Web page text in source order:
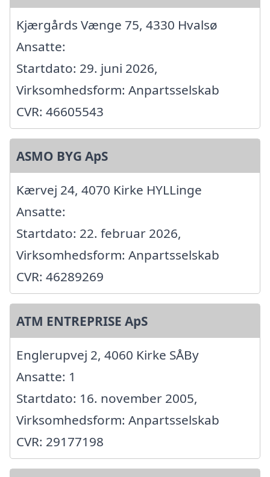
Kjærgårds Vænge 75, 4330 Hvalsø
Ansatte:
Startdato: 29. juni 2026,
Virksomhedsform: Anpartsselskab
CVR: 46605543
ASMO BYG ApS
Kærvej 24, 4070 Kirke HYLLinge
Ansatte:
Startdato: 22. februar 2026,
Virksomhedsform: Anpartsselskab
CVR: 46289269
ATM ENTREPRISE ApS
Englerupvej 2, 4060 Kirke SÅBy
Ansatte: 1
Startdato: 16. november 2005,
Virksomhedsform: Anpartsselskab
CVR: 29177198